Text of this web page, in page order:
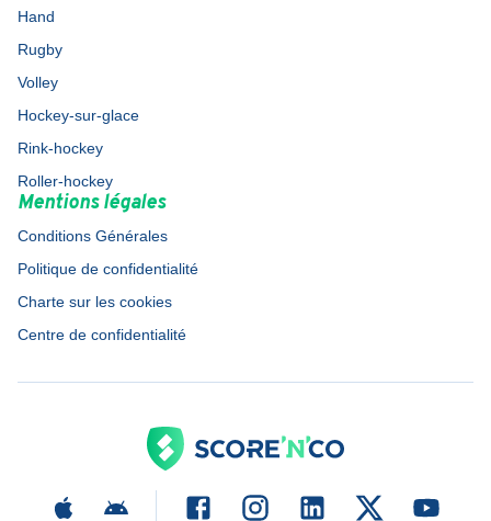
Hand
Rugby
Volley
Hockey-sur-glace
Rink-hockey
Roller-hockey
Mentions légales
Conditions Générales
Politique de confidentialité
Charte sur les cookies
Centre de confidentialité